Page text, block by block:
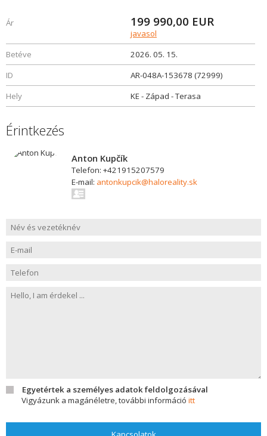
Ár 199 990,00 EUR
javasol
Betéve
2026. 05. 15.
ID
AR-048A-153678 (72999)
Hely
KE - Západ - Terasa
Érintkezés
Anton Kupčík
Telefon: +421915207579
E-mail: antonkupcik@haloreality.sk
Egyetértek a személyes adatok feldolgozásával
Vigyázunk a magánéletre, további információ itt